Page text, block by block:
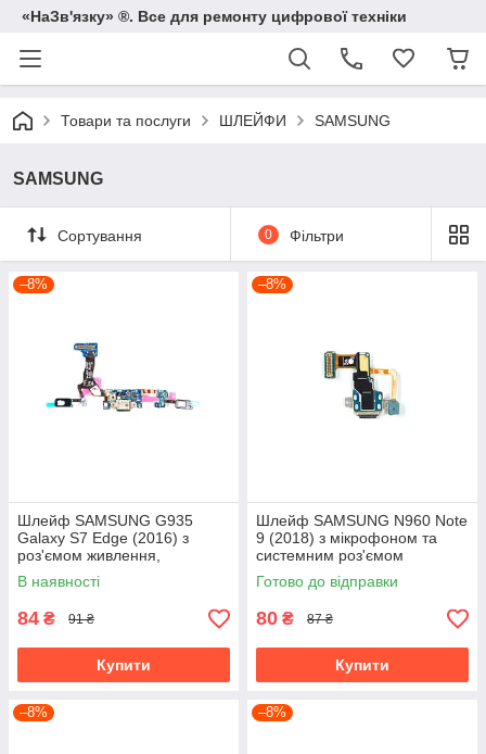
«НаЗв'язку» ®. Все для ремонту цифрової техніки
Товари та послуги ШЛЕЙФИ SAMSUNG
SAMSUNG
Сортування 0 Фільтри
–8%
Шлейф SAMSUNG G935
Galaxy S7 Edge (2016) з
роз'ємом живлення,
мікрофоном та вібромотором
В наявності
84 ₴ 91 ₴
Купити
–8%
Шлейф SAMSUNG N960 Note
9 (2018) з мікрофоном та
системним роз'ємом
Готово до відправки
80 ₴ 87 ₴
Купити
–8% –8%